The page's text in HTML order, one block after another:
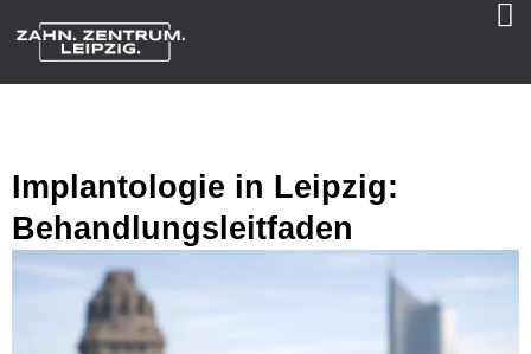
Implantologie in Leipzig:
Behandlungsleitfaden